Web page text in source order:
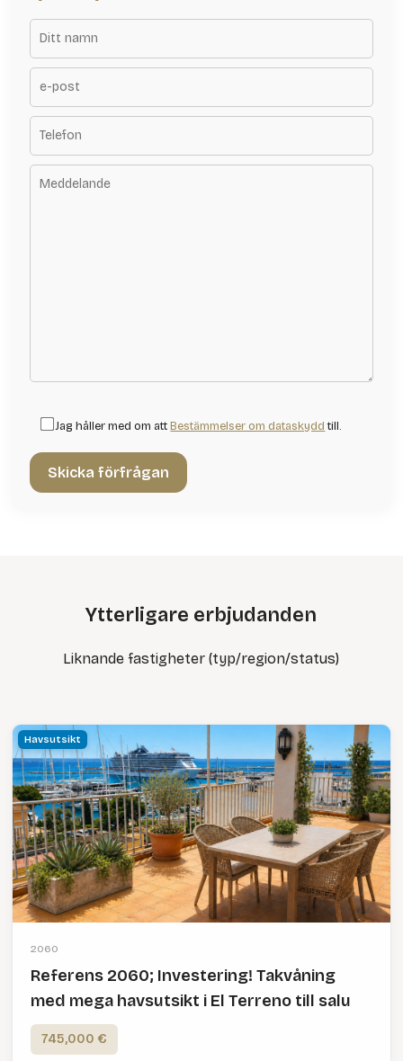
Jag håller med om attBestämmelser om dataskyddtill.
Ytterligare erbjudanden
Liknande fastigheter (typ/region/status)
Havsutsikt
2060
Referens 2060; Investering! Takvåning
med mega havsutsikt i El Terreno till salu
745,000 €